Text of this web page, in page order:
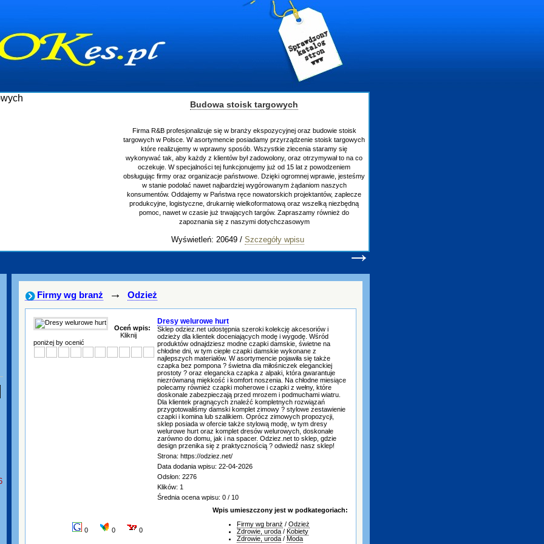
Budowa stoisk targowych
Firma R&B profesjonalizuje się w branży ekspozycyjnej oraz budowie stoisk
targowych w Polsce. W asortymencie posiadamy przyrządzenie stoisk targowych
które realizujemy w wprawny sposób. Wszystkie zlecenia staramy się
wykonywać tak, aby każdy z klientów był zadowolony, oraz otrzymywał to na co
oczekuje. W specjalności tej funkcjonujemy już od 15 lat z powodzeniem
obsługując firmy oraz organizacje państwowe. Dzięki ogromnej wprawie, jesteśmy
w stanie podołać nawet najbardziej wygórowanym żądaniom naszych
konsumentów. Oddajemy w Państwa ręce nowatorskich projektantów, zaplecze
produkcyjne, logistyczne, drukarnię wielkoformatową oraz wszelką niezbędną
pomoc, nawet w czasie już trwających targów. Zapraszamy również do
zapoznania się z naszymi dotychczasowym
Wyświetleń: 20649 / Szczegóły wpisu
→
Firmy wg branż → Odzież
Oceń wpis:
Kliknij
poniżej by ocenić
Dresy welurowe hurt
Sklep odziez.net udostępnia szeroki kolekcję akcesoriów i
odzieży dla klientek doceniających modę i wygodę. Wśród
produktów odnajdziesz modne czapki damskie, świetne na
chłodne dni, w tym ciepłe czapki damskie wykonane z
najlepszych materiałów. W asortymencie pojawiła się także
czapka bez pompona ? świetna dla miłośniczek eleganckiej
prostoty ? oraz elegancka czapka z alpaki, która gwarantuje
niezrównaną miękkość i komfort noszenia. Na chłodne miesiące
polecamy również czapki moherowe i czapki z wełny, które
doskonale zabezpieczają przed mrozem i podmuchami wiatru.
Dla klientek pragnących znaleźć kompletnych rozwiązań
przygotowaliśmy damski komplet zimowy ? stylowe zestawienie
czapki i komina lub szalikiem. Oprócz zimowych propozycji,
sklep posiada w ofercie także stylową modę, w tym dresy
welurowe hurt oraz komplet dresów welurowych, doskonałe
zarówno do domu, jak i na spacer. Odziez.net to sklep, gdzie
design przenika się z praktycznością ? odwiedź nasz sklep!
Strona: https://odziez.net/
Data dodania wpisu: 22-04-2026
Odsłon: 2276
Klików: 1
Średnia ocena wpisu: 0 / 10
0 0 0
Wpis umieszczony jest w podkategoriach:
Firmy wg branż / Odzież
Zdrowie, uroda / Kobiety
Zdrowie, uroda / Moda